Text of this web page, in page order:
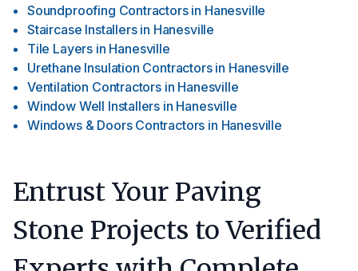
Soundproofing Contractors in Hanesville
Staircase Installers in Hanesville
Tile Layers in Hanesville
Urethane Insulation Contractors in Hanesville
Ventilation Contractors in Hanesville
Window Well Installers in Hanesville
Windows & Doors Contractors in Hanesville
Entrust Your Paving
Stone Projects to Verified